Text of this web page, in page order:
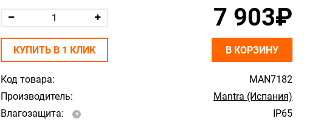
Код товара:
MAN7182
Производитель:
Mantra (Испания)
Влагозащита:
IP65
7 903₽
КУПИТЬ В 1 КЛИК В КОРЗИНУ